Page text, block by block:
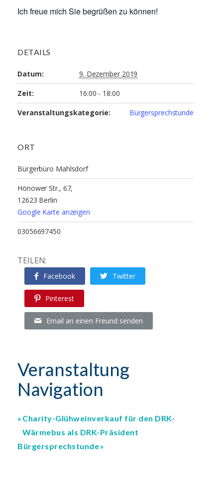
Ich freue mich Sie begrüßen zu können!
DETAILS
Datum: 9. Dezember 2019
Zeit: 16:00 - 18:00
Veranstaltungskategorie: Bürgersprechstunde
ORT
Bürgerbüro Mahlsdorf
Hönower Str., 67,
12623 Berlin
Google Karte anzeigen
03056697450
TEILEN:
Facebook Twitter
Pinterest
Email an einen Freund senden
Veranstaltung
Navigation
Charity-Glühweinverkauf für den DRK-
Wärmebus als DRK-Präsident
Bürgersprechstunde